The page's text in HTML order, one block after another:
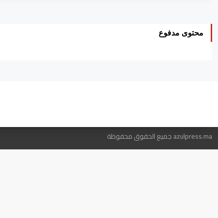
محتوى مدفوع
azulpress.ma جميع الحقوق محفوظة